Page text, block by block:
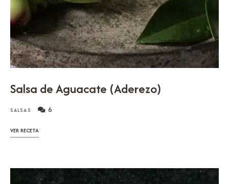
Salsa de Aguacate (Aderezo)
SALSAS 6
VER RECETA